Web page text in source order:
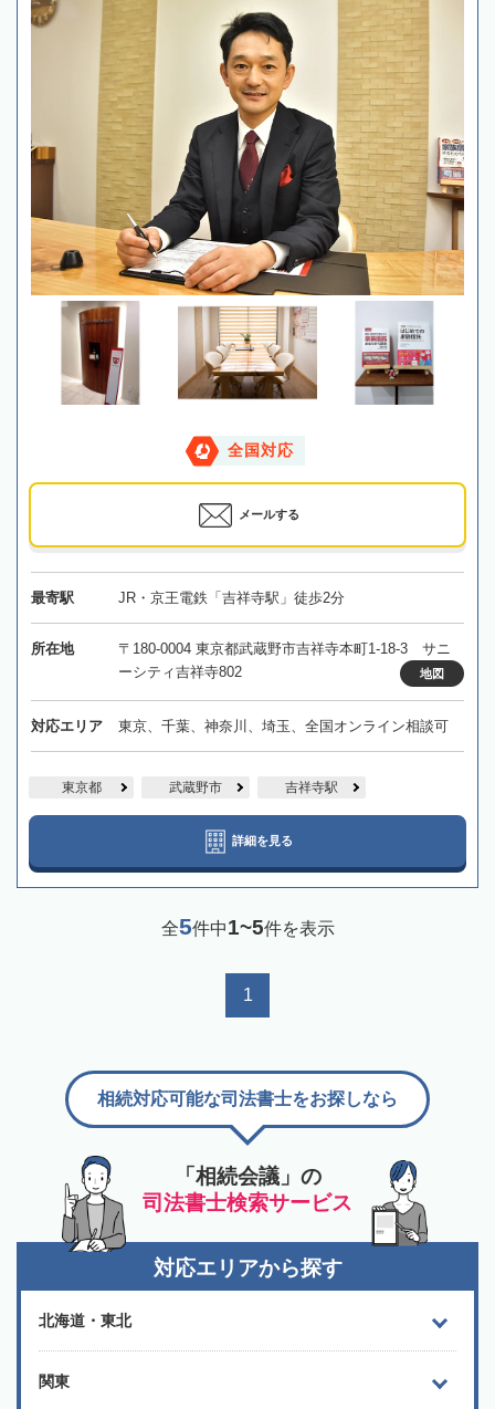
全国対応
メールする
最寄駅 JR・京王電鉄「吉祥寺駅」徒歩2分
所在地
〒180-0004 東京都武蔵野市吉祥寺本町1-18-3 サニ
ーシティ吉祥寺802
地図
対応エリア 東京、千葉、神奈川、埼玉、全国オンライン相談可
東京都 武蔵野市 吉祥寺駅
詳細を見る
全5件中1~5件を表示
1
「相続会議」の
司法書士検索サービス
相続対応可能な司法書士をお探しなら
対応エリアから探す
北海道・東北
関東